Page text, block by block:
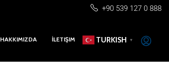
+90 539 127 0 888
HAKKIMIZDA İLETIŞIM TURKISH ▼